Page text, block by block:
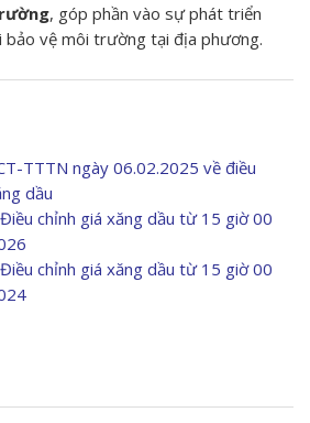
, góp phần vào sự phát triển
bảo vệ môi trường tại địa phương.
TTTN ngày 06.02.2025 về điều
dầu
chỉnh giá xăng dầu từ 15 giờ 00
chỉnh giá xăng dầu từ 15 giờ 00